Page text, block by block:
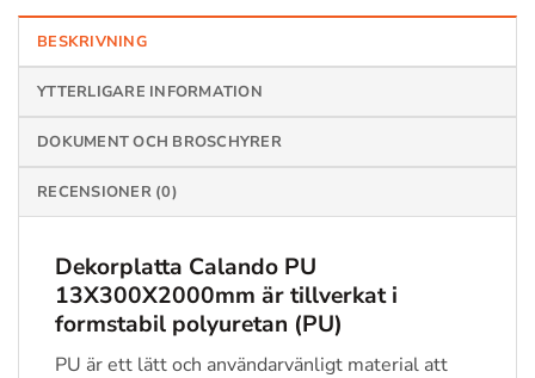
BESKRIVNING
YTTERLIGARE INFORMATION
DOKUMENT OCH BROSCHYRER
RECENSIONER (0)
Dekorplatta Calando PU
13X300X2000mm är tillverkat i
formstabil polyuretan (PU)
PU är ett lätt och användarvänligt material att